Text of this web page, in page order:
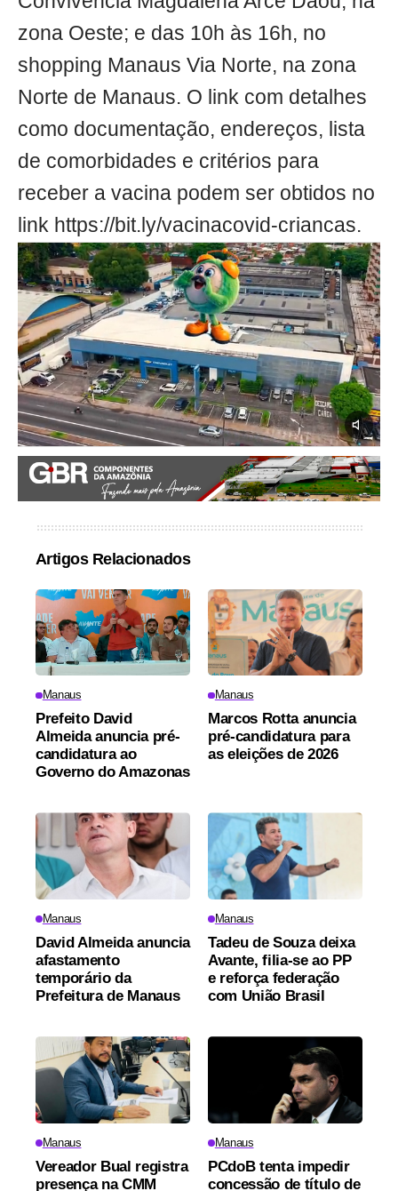
zona Oeste; e das 10h às 16h, no
shopping Manaus Via Norte, na zona
Norte de Manaus. O link com detalhes
como documentação, endereços, lista
de comorbidades e critérios para
receber a vacina podem ser obtidos no
link https://bit.ly/vacinacovid-criancas.
Artigos Relacionados
Manaus
Prefeito David
Almeida anuncia pré-
candidatura ao
Governo do Amazonas
Manaus
Marcos Rotta anuncia
pré-candidatura para
as eleições de 2026
Manaus
David Almeida anuncia
afastamento
temporário da
Prefeitura de Manaus
Manaus
Tadeu de Souza deixa
Avante, filia-se ao PP
e reforça federação
com União Brasil
Manaus
Vereador Bual registra
presença na CMM
Manaus
PCdoB tenta impedir
concessão de título de